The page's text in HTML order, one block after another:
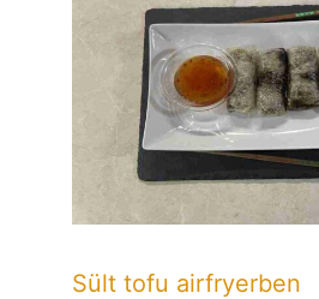
Sült tofu airfryerben